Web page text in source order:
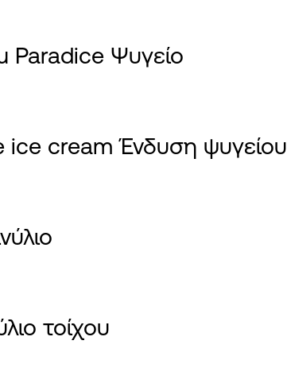
Paradice Ψυγείο
ice cream Ένδυση ψυγείου
τοίχου